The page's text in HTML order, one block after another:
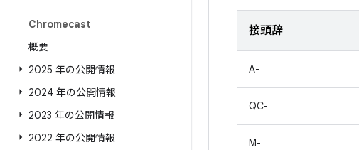
Chromecast
概要
2025 年の公開情報
2024 年の公開情報
2023 年の公開情報
2022 年の公開情報
接頭辞
A-
QC-
M-